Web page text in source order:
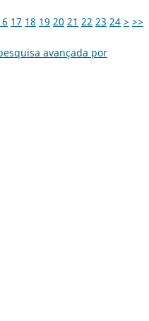
17 18 19 20 21 22 23 24 > >>
avançada por